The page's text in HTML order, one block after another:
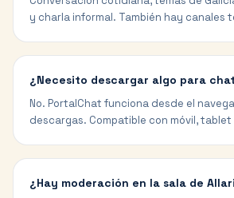
y charla informal. También hay canales
¿Necesito descargar algo para
No. PortalChat funciona desde el
descargas. Compatible con móvil,
¿Hay moderación en la sala de